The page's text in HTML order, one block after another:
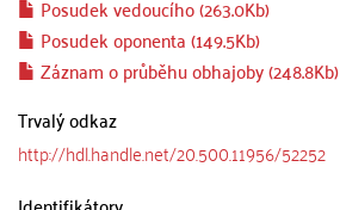
Posudek vedoucího (263.0Kb)
Posudek oponenta (149.5Kb)
Záznam o průběhu obhajoby (248.8Kb)
Trvalý odkaz
http://hdl.handle.net/20.500.11956/52252